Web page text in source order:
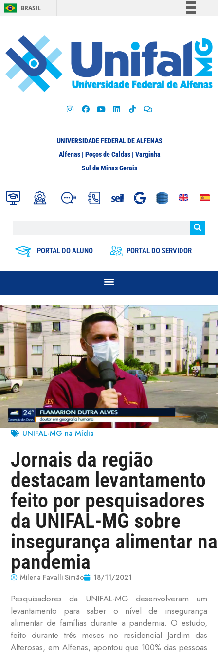
BRASIL
Participe
Acesso à informação
Legislação
UNIVERSIDADE FEDERAL DE ALFENAS
Alfenas | Poços de Caldas | Varginha
Sul de Minas Gerais
PORTAL DO ALUNO PORTAL DO SERVIDOR
UNIFAL-MG na Mídia
Jornais da região
destacam levantamento
feito por pesquisadores
da UNIFAL-MG sobre
insegurança alimentar na
pandemia
Milena Favalli Simão 18/11/2021
Pesquisadores da UNIFAL-MG desenvolveram um
levantamento para saber o nível de insegurança
alimentar de famílias durante a pandemia. O estudo,
feito durante três meses no residencial Jardim das
Alterosas, em Alfenas, apontou que 100% das pessoas